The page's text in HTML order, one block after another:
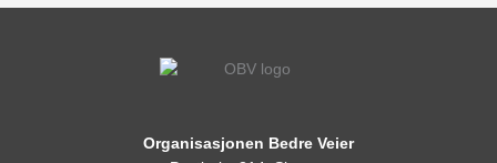
Organisasjonen Bedre Veier